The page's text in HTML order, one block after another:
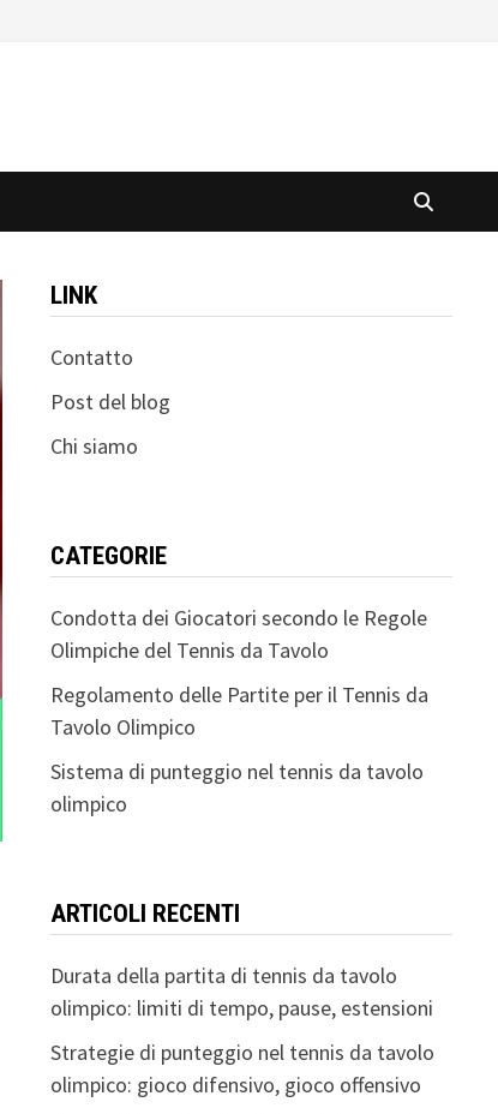
LINK
Contatto
Post del blog
Chi siamo
CATEGORIE
Condotta dei Giocatori secondo le Regole
Olimpiche del Tennis da Tavolo
Regolamento delle Partite per il Tennis da
Tavolo Olimpico
Sistema di punteggio nel tennis da tavolo
olimpico
ARTICOLI RECENTI
Durata della partita di tennis da tavolo
olimpico: limiti di tempo, pause, estensioni
Strategie di punteggio nel tennis da tavolo
olimpico: gioco difensivo, gioco offensivo